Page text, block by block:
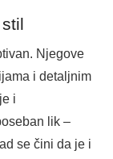
Njegove
i detaljnim
i
lik –
se čini da je i